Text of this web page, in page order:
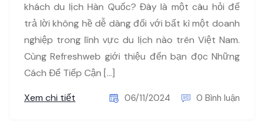
khách du lịch Hàn Quốc? Đây là một câu hỏi để
trả lời không hề dễ dàng đối với bất kì một doanh
nghiệp trong lĩnh vực du lịch nào trên Việt Nam.
Cùng Refreshweb giới thiệu đến bạn đọc Những
Cách Để Tiếp Cận […]
Xem chi tiết
06/11/2024 0 Bình luận